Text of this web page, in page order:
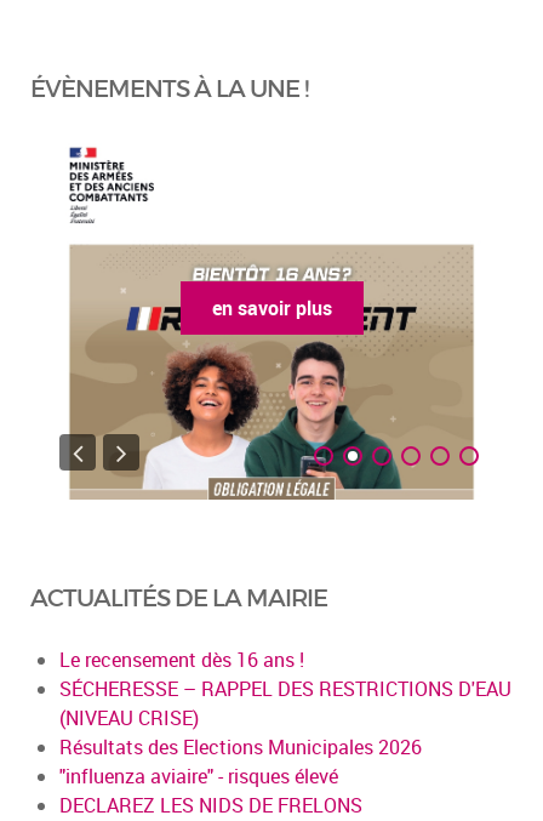
ÉVÈNEMENTS À LA UNE !
en savoir plus
ACTUALITÉS DE LA MAIRIE
Le recensement dès 16 ans !
SÉCHERESSE – RAPPEL DES RESTRICTIONS D'EAU
(NIVEAU CRISE)
Résultats des Elections Municipales 2026
"influenza aviaire" - risques élevé
DECLAREZ LES NIDS DE FRELONS